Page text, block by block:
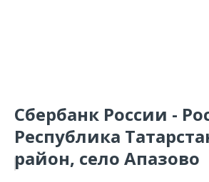
Сбербанк России -
Республика
район, село Апазово